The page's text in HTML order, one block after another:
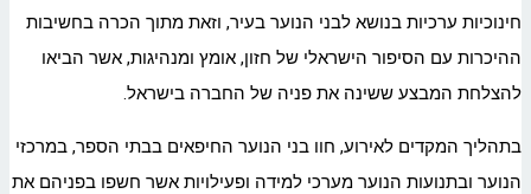
חינוכיות ערכיות בנושא לבני הנוער בעיר, וזאת מתוך הכרה בחשיבות
ההיכרות עם הסיפור הישראלי של חזון, אומץ ומנהיגות, אשר הביאו
להצלחת המבצע ששינה את פניה של החברה בישראל.
בתהליך המקדים לאירוע, חוו בני הנוער החיפאים בבתי הספר, במרכזי
הנוער ובתנועות הנוער מערכי למידה ופעילויות אשר חשפו בפניהם את